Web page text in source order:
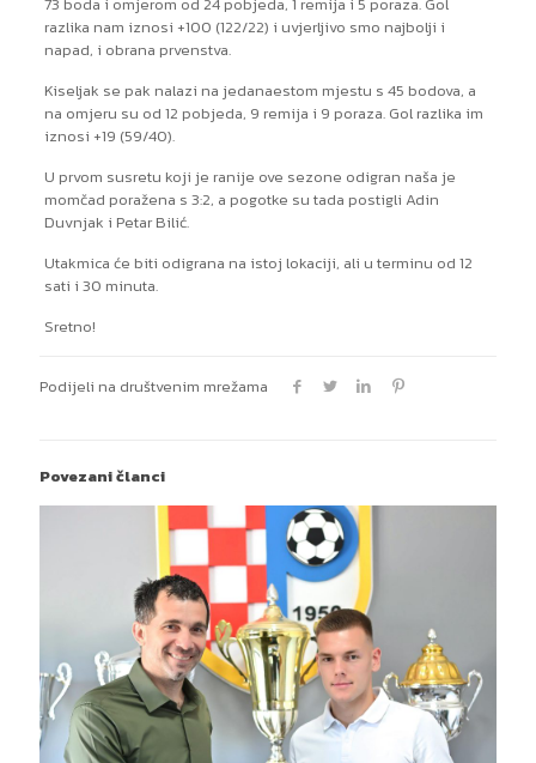
razlika nam iznosi +100 (122/22) i uvjerljivo smo najbolji i
napad, i obrana prvenstva.
Kiseljak se pak nalazi na jedanaestom mjestu s 45 bodova, a
na omjeru su od 12 pobjeda, 9 remija i 9 poraza. Gol razlika im
iznosi +19 (59/40).
U prvom susretu koji je ranije ove sezone odigran naša je
momčad poražena s 3:2, a pogotke su tada postigli Adin
Duvnjak i Petar Bilić.
Utakmica će biti odigrana na istoj lokaciji, ali u terminu od 12
sati i 30 minuta.
Sretno!
Podijeli na društvenim mrežama
Povezani članci